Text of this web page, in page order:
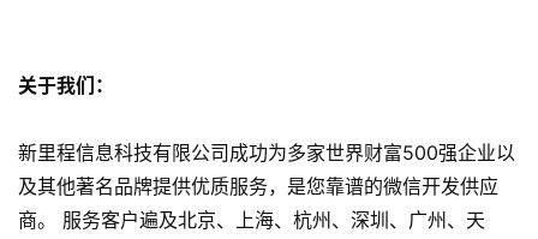
s
o
优
化
关于我们：
新里程信息科技有限公司成功为多家世界财富500强企业以
及其他著名品牌提供优质服务，是您靠谱的微信开发供应
商。 服务客户遍及北京、上海、杭州、深圳、广州、天